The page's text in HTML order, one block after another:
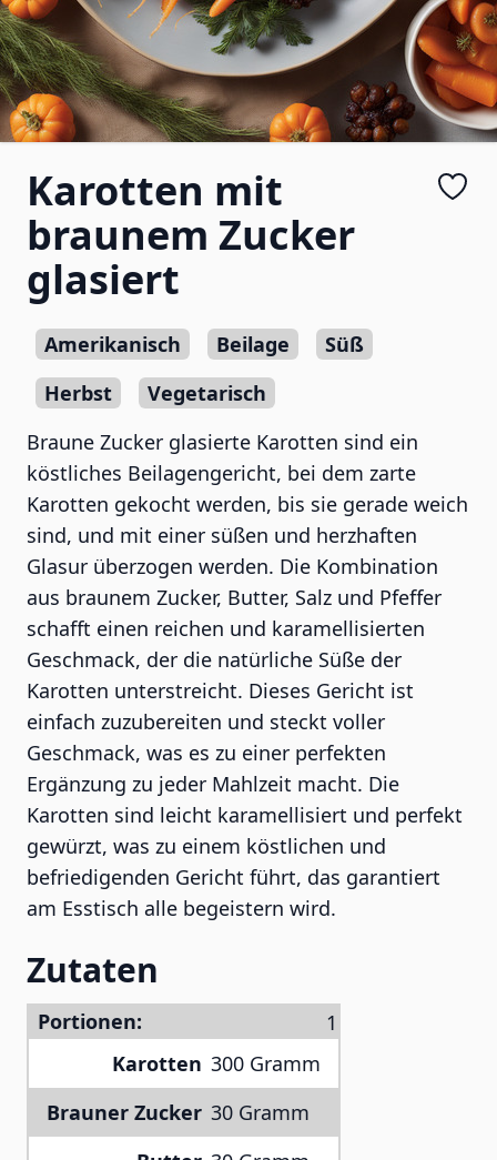
Karotten mit
braunem Zucker
glasiert
Amerikanisch Beilage
Süß
Herbst
Vegetarisch
Braune Zucker glasierte Karotten sind ein
köstliches Beilagengericht, bei dem zarte
Karotten gekocht werden, bis sie gerade weich
sind, und mit einer süßen und herzhaften
Glasur überzogen werden. Die Kombination
aus braunem Zucker, Butter, Salz und Pfeffer
schafft einen reichen und karamellisierten
Geschmack, der die natürliche Süße der
Karotten unterstreicht. Dieses Gericht ist
einfach zuzubereiten und steckt voller
Geschmack, was es zu einer perfekten
Ergänzung zu jeder Mahlzeit macht. Die
Karotten sind leicht karamellisiert und perfekt
gewürzt, was zu einem köstlichen und
befriedigenden Gericht führt, das garantiert
am Esstisch alle begeistern wird.
Zutaten
Portionen:
Karotten 300 Gramm
Brauner Zucker 30 Gramm